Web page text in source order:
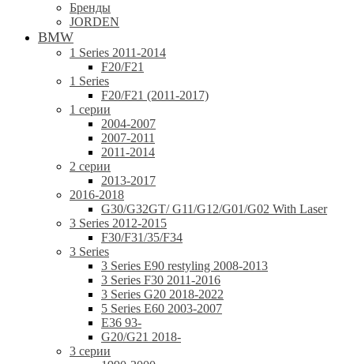
Бренды
JORDEN
BMW
1 Series 2011-2014
F20/F21
1 Series
F20/F21 (2011-2017)
1 серии
2004-2007
2007-2011
2011-2014
2 серии
2013-2017
2016-2018
G30/G32GT/ G11/G12/G01/G02 With Laser
3 Series 2012-2015
F30/F31/35/F34
3 Series
3 Series E90 restyling 2008-2013
3 Series F30 2011-2016
3 Series G20 2018-2022
5 Series E60 2003-2007
E36 93-
G20/G21 2018-
3 серии